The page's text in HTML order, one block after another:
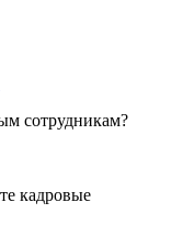
сотрудникам?
кадровые